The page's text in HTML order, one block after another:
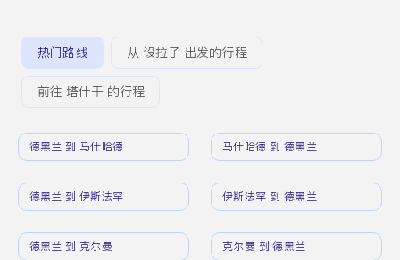
热门路线 从 设拉子 出发的行程
前往 塔什干 的行程
德黑兰 到 马什哈德 马什哈德 到 德黑兰
德黑兰 到 伊斯法罕 伊斯法罕 到 德黑兰
德黑兰 到 克尔曼 克尔曼 到 德黑兰